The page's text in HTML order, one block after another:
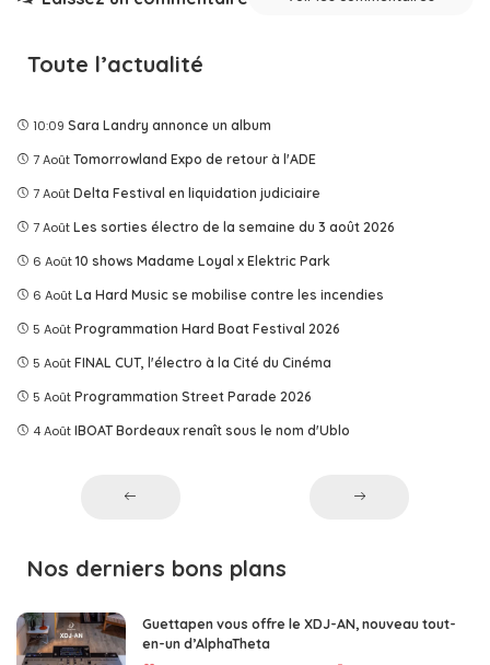
Toute l’actualité
10:09 Sara Landry annonce un album
7 Août Tomorrowland Expo de retour à l'ADE
7 Août Delta Festival en liquidation judiciaire
7 Août Les sorties électro de la semaine du 3 août 2026
6 Août 10 shows Madame Loyal x Elektric Park
6 Août La Hard Music se mobilise contre les incendies
5 Août Programmation Hard Boat Festival 2026
5 Août FINAL CUT, l'électro à la Cité du Cinéma
5 Août Programmation Street Parade 2026
4 Août IBOAT Bordeaux renaît sous le nom d'Ublo
Nos derniers bons plans
Guettapen vous offre le XDJ-AN, nouveau tout-
en-un d’AlphaTheta